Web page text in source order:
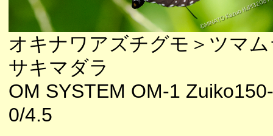
オキナワアズチグモ＞ツマ
サキマダラ
OM SYSTEM OM-1
0/4.5